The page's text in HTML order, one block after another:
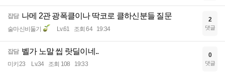
잡담 나메 2관 광폭클이나 딱코로 클하신분들 질문
술마신비둘기 Lv.61 조회 64 19:34
2
댓글
잡담 벨가 노말 씹 랏딜이네..
미키23 Lv.34 조회 108 19:33
0
댓글